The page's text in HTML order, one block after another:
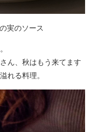
実のソース
ん、秋はもう来てます
れる料理。